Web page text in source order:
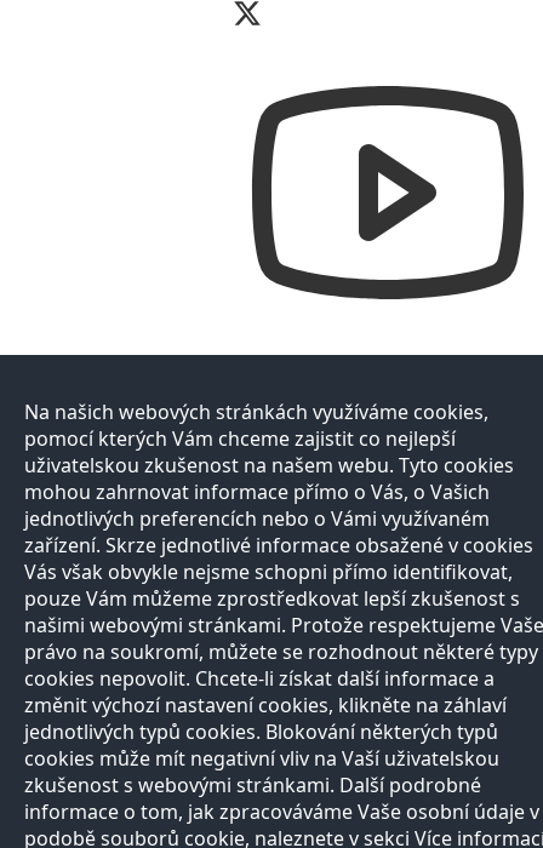
Na našich webových stránkách využíváme cookies,
pomocí kterých Vám chceme zajistit co nejlepší
uživatelskou zkušenost na našem webu. Tyto cookies
mohou zahrnovat informace přímo o Vás, o Vašich
jednotlivých preferencích nebo o Vámi využívaném
zařízení. Skrze jednotlivé informace obsažené v cookies
Vás však obvykle nejsme schopni přímo identifikovat,
pouze Vám můžeme zprostředkovat lepší zkušenost s
našimi webovými stránkami. Protože respektujeme Vaše
právo na soukromí, můžete se rozhodnout některé typy
cookies nepovolit. Chcete-li získat další informace a
změnit výchozí nastavení cookies, klikněte na záhlaví
jednotlivých typů cookies. Blokování některých typů
cookies může mít negativní vliv na Vaší uživatelskou
zkušenost s webovými stránkami. Další podrobné
informace o tom, jak zpracováváme Vaše osobní údaje v
podobě souborů cookie, naleznete v sekci Více